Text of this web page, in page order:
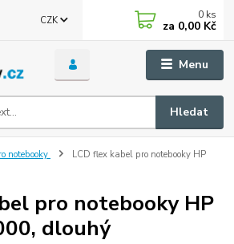
Menu
CZK
Hledat
0 ks
za 0,00 Kč
notebooky
LCD flex kabel pro notebooky HP
pro notebooky HP
dlouhý